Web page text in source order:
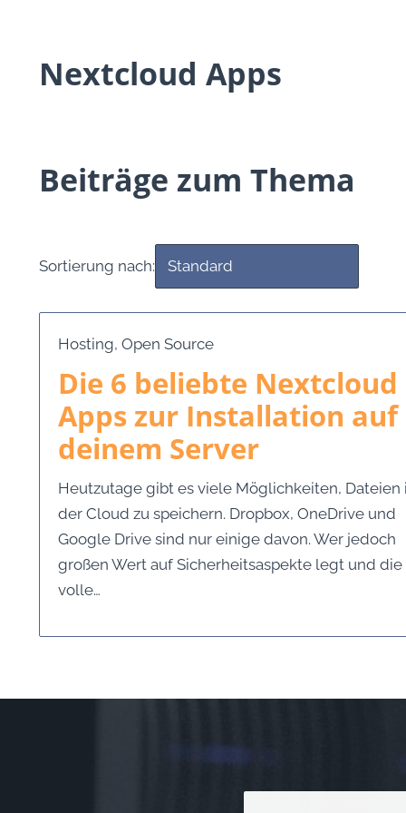
Nextcloud Apps
Beiträge zum Thema
Sortierung nach:
Hosting, Open Source
Die 6 beliebte Nextcloud
Apps zur Installation auf
deinem Server
Heutzutage gibt es viele Möglichkeiten, Dateien
der Cloud zu speichern. Dropbox, OneDrive und
Google Drive sind nur einige davon. Wer jedoch
großen Wert auf Sicherheitsaspekte legt und die
volle…